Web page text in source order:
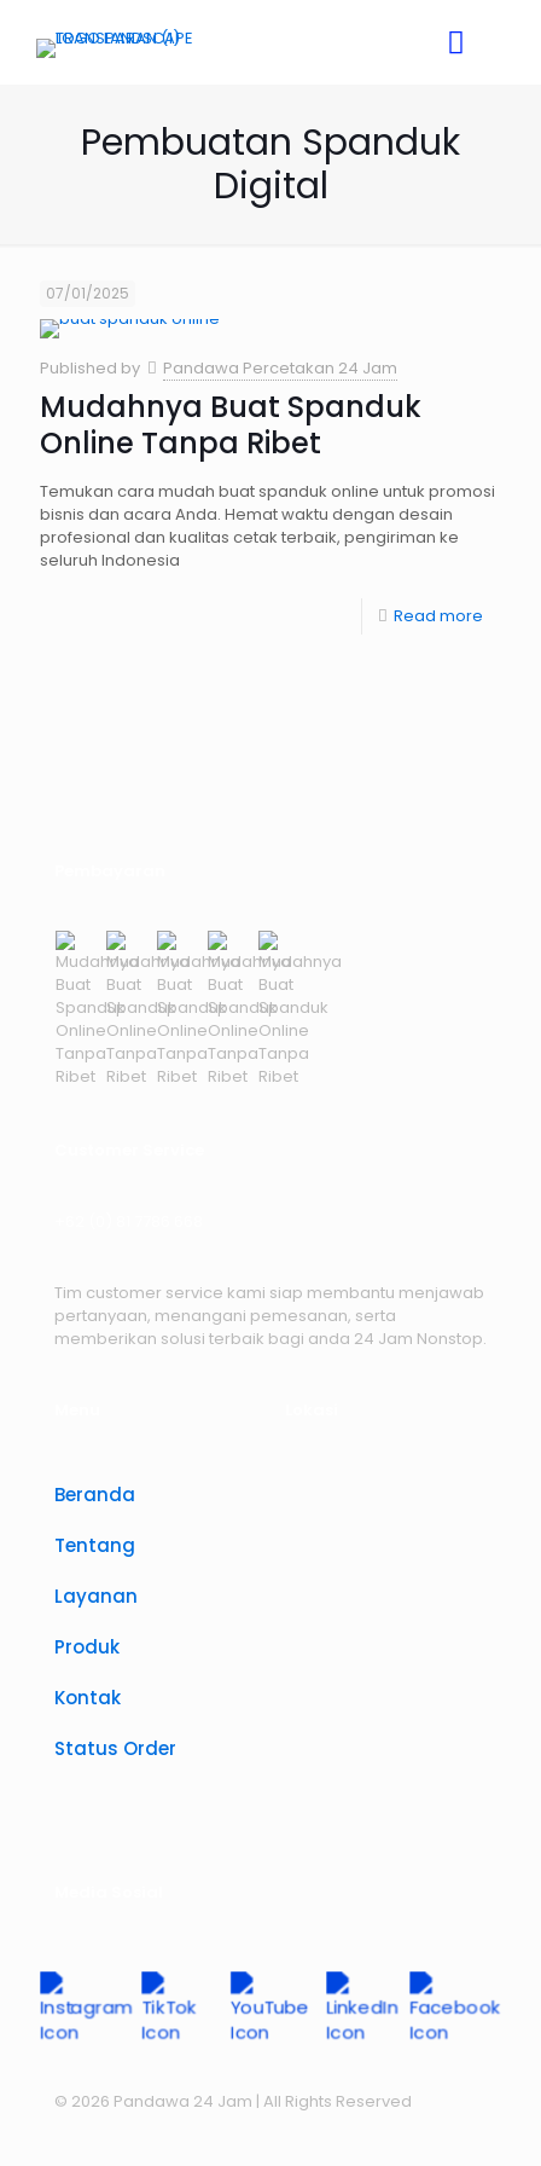
Pembuatan Spanduk
Digital
07/01/2025
Published by Pandawa Percetakan 24 Jam
Mudahnya Buat Spanduk
Online Tanpa Ribet
Temukan cara mudah buat spanduk online untuk promosi
bisnis dan acara Anda. Hemat waktu dengan desain
profesional dan kualitas cetak terbaik, pengiriman ke
seluruh Indonesia
Read more
Tim customer service kami siap membantu menjawab
pertanyaan, menangani pemesanan, serta
memberikan solusi terbaik bagi anda 24 Jam Nonstop.
Beranda
Tentang
Layanan
Produk
Kontak
Status Order
© 2026 Pandawa 24 Jam | All Rights Reserved